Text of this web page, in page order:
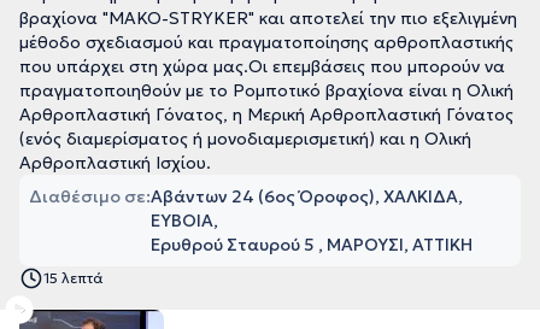
βραχίονα "MAKO-STRYKER" και αποτελεί την πιο εξελιγμένη
μέθοδο σχεδιασμού και πραγματοποίησης αρθροπλαστικής
που υπάρχει στη χώρα μας.Οι επεμβάσεις που μπορούν να
πραγματοποιηθούν με το Ρομποτικό βραχίονα είναι η Ολική
Αρθροπλαστική Γόνατος, η Μερική Αρθροπλαστική Γόνατος
(ενός διαμερίσματος ή μονοδιαμερισμετική) και η Ολική
Αρθροπλαστική Ισχίου.
Διαθέσιμο σε:Αβάντων 24 (6ος Όροφος), ΧΑΛΚΙΔΑ,
ΕΥΒΟΙΑ
Ερυθρού Σταυρού 5 , ΜΑΡΟΥΣΙ, ΑΤΤΙΚΗ
15 λεπτά